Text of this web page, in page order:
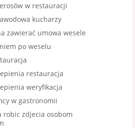
w restauracji
kucharzy
zawierać umowa wesele
po weselu
restauracja
weryfikacja
w gastronomii
robic zdjecia osobom